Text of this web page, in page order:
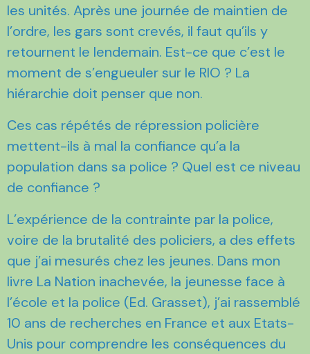
les unités. Après une journée de maintien de
l’ordre, les gars sont crevés, il faut qu’ils y
retournent le lendemain. Est-ce que c’est le
moment de s’engueuler sur le RIO ? La
hiérarchie doit penser que non.
Ces cas répétés de répression policière
mettent-ils à mal la confiance qu’a la
population dans sa police ? Quel est ce niveau
de confiance ?
L’expérience de la contrainte par la police,
voire de la brutalité des policiers, a des effets
que j’ai mesurés chez les jeunes. Dans mon
livre La Nation inachevée, la jeunesse face à
l’école et la police (Ed. Grasset), j’ai rassemblé
10 ans de recherches en France et aux Etats-
Unis pour comprendre les conséquences du